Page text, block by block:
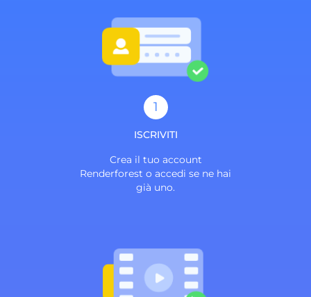
1
ISCRIVITI
Crea il tuo account
Renderforest o accedi se ne hai
già uno.